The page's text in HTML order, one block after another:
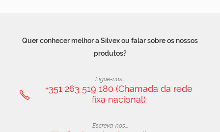
Quer conhecer melhor a Silvex ou falar sobre os nossos
produtos?
Ligue-nos...
+351 263 519 180 (Chamada da rede
fixa nacional)
Escreva-nos...